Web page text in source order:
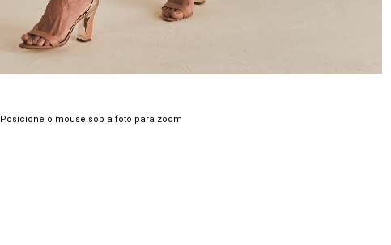
Posicione o mouse sob a foto para zoom